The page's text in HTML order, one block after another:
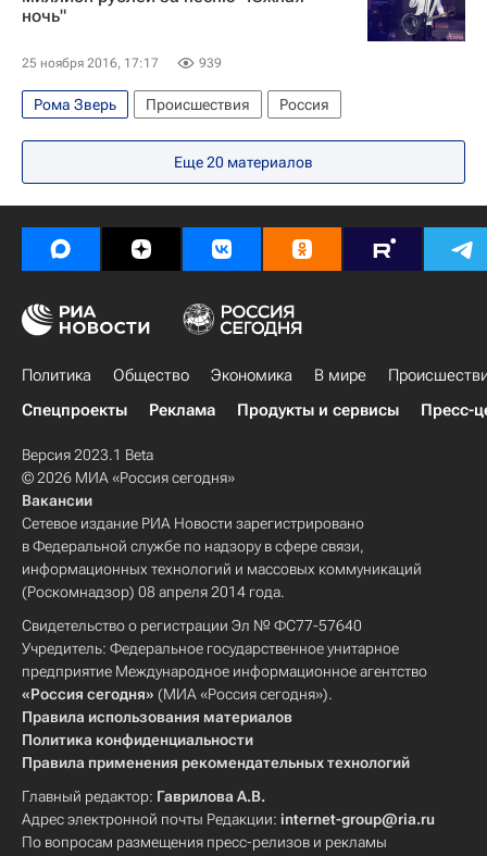
ночь"
25 ноября 2016, 17:17 939
Рома Зверь Происшествия Россия
Еще20 материалов
Политика Общество Экономика В мире
Спецпроекты
Реклама Продукты и сервисы Пресс-
Версия 2023.1 Beta
© 2026 МИА «Россия сегодня»
Вакансии
Сетевое издание РИА Новости зарегистрировано
в Федеральной службе по надзору в сфере связи,
информационных технологий и массовых коммуникаций
(Роскомнадзор) 08 апреля 2014 года.
Свидетельство о регистрации Эл № ФС77-57640
Учредитель: Федеральное государственное унитарное
предприятие Международное информационное агентство
«Россия сегодня» (МИА «Россия сегодня»).
Правила использования материалов
Политика конфиденциальности
Правила применения рекомендательных технологий
Главный редактор: Гаврилова А.В.
Адрес электронной почты Редакции: internet-group@ria.ru
По вопросам размещения пресс-релизов и рекламы